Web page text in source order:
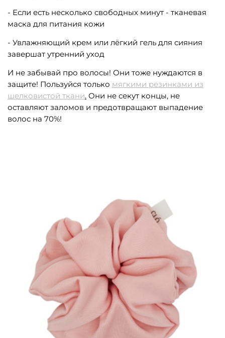
- Если есть несколько свободных минут - тканевая
маска для питания кожи
- Увлажняющий крем или лёгкий гель для сияния
завершат утренний уход
И не забывай про волосы! Они тоже нуждаются в
защите! Пользуйся только мягкими резинками из
шелковистой ткани. Они не секут концы, не
оставляют заломов и предотвращают выпадение
волос на 70%!